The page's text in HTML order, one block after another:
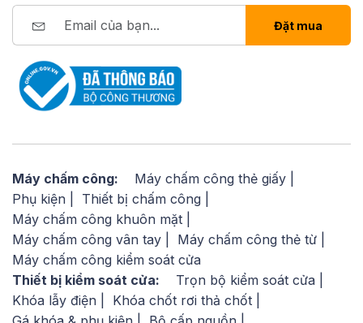
Đặt mua
Máy chấm công:
Máy chấm công thẻ giấy
Phụ kiện
Thiết bị chấm công
Máy chấm công khuôn mặt
Máy chấm công vân tay
Máy chấm công thẻ từ
Máy chấm công kiểm soát cửa
Thiết bị kiểm soát cửa:
Trọn bộ kiểm soát cửa
Khóa lẫy điện
Khóa chốt rơi thả chốt